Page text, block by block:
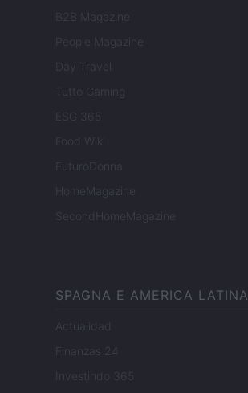
B2B Magazine
People Magazine
Day Travel
Tutto Gaming
ESG 365
Food Wiki
FuturoDonna
HomeMagazine
SecondHomeMagazine
SPAGNA E AMERICA LATINA
Actualidad
Finanzas 24
Investindo 365